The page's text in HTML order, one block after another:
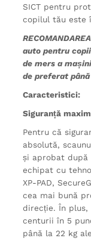
SICT pentru
copilul tău este
auto pentru
de mers a
de preferat
Caracteristici:
Siguranță
Pentru că
absolută,
și aprobat după
echipat cu
XP-PAD,
cea mai bună
direcție. În
centurii în 5
până la 22 kg